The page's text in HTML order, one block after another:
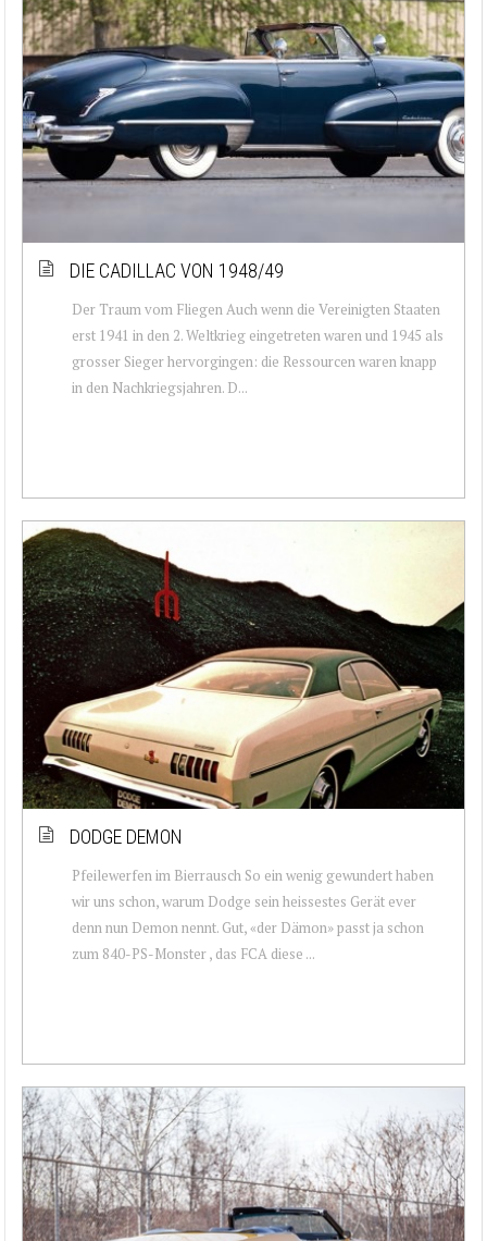
DIE CADILLAC VON 1948/49
Der Traum vom Fliegen Auch wenn die Vereinigten Staaten
erst 1941 in den 2. Weltkrieg eingetreten waren und 1945 als
grosser Sieger hervorgingen: die Ressourcen waren knapp
in den Nachkriegsjahren. D...
DODGE DEMON
Pfeilewerfen im Bierrausch So ein wenig gewundert haben
wir uns schon, warum Dodge sein heissestes Gerät ever
denn nun Demon nennt. Gut, «der Dämon» passt ja schon
zum 840-PS-Monster , das FCA diese ...